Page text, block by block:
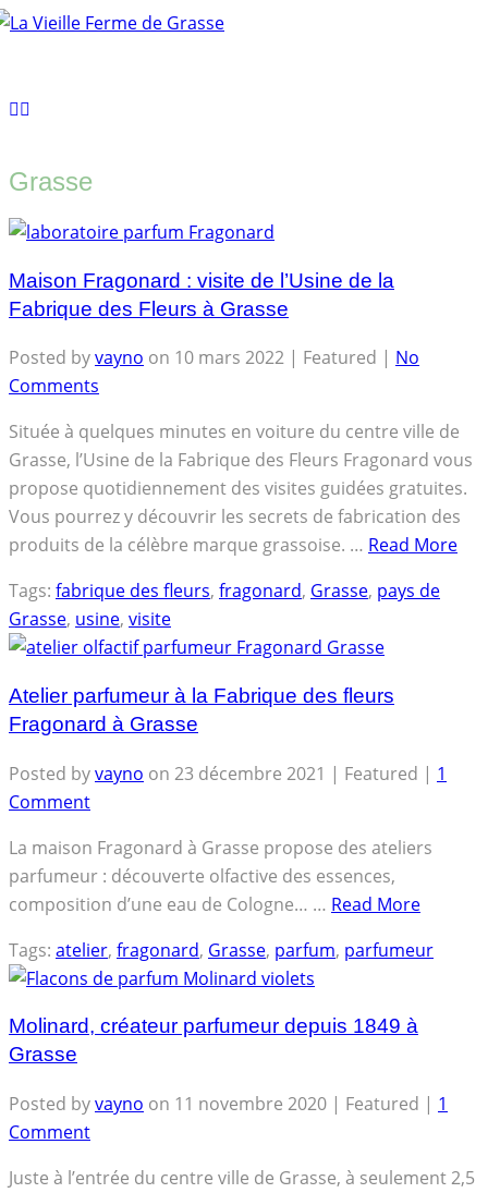
Grasse
Maison Fragonard : visite de l’Usine de la
Fabrique des Fleurs à Grasse
Posted byvayno on 10 mars 2022 | Featured | No
Comments
Située à quelques minutes en voiture du centre ville de
Grasse, l’Usine de la Fabrique des Fleurs Fragonard vous
propose quotidiennement des visites guidées gratuites.
Vous pourrez y découvrir les secrets de fabrication des
produits de la célèbre marque grassoise. … Read More
Tags: fabrique des fleurs, fragonard, Grasse, pays de
Grasse, usine, visite
Atelier parfumeur à la Fabrique des fleurs
Fragonard à Grasse
Posted byvayno on 23 décembre 2021 | Featured | 1
Comment
La maison Fragonard à Grasse propose des ateliers
parfumeur : découverte olfactive des essences,
composition d’une eau de Cologne… … Read More
Tags: atelier, fragonard, Grasse, parfum, parfumeur
Molinard, créateur parfumeur depuis 1849 à
Grasse
Posted byvayno on 11 novembre 2020 | Featured | 1
Comment
Juste à l’entrée du centre ville de Grasse, à seulement 2,5